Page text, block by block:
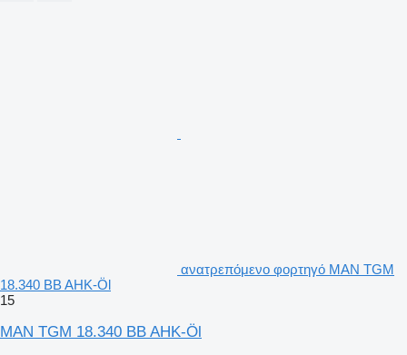
ανατρεπόμενο φορτηγό MAN TGM
18.340 BB AHK-Öl
15
MAN TGM 18.340 BB AHK-Öl